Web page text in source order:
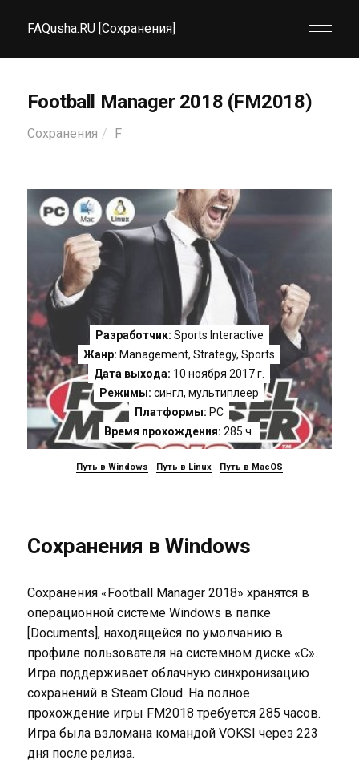
FAQusha.RU [Сохранения]
Football Manager 2018 (FM2018)
Сохранения F
Разработчик: Sports Interactive
Жанр: Management,Strategy,Sports
Дата выхода: 10 ноября 2017 г.
Режимы: сингл, мультиплеер
Платформы: PC
Время прохождения: 285 ч.
Путь в Windows Путь в Linux Путь в MacOS
Сохранения в Windows
Сохранения «Football Manager 2018» хранятся в
операционной системе Windows в папке
[Documents], находящейся по умолчанию в
профиле пользователя на системном диске «C».
Игра поддерживает облачную синхронизацию
сохранений в Steam Cloud. На полное
прохождение игры FM2018 требуется 285 часов.
Игра была взломана командой VOKSI через 223
дня после релиза.